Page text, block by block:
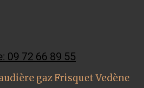
09 72 66 89 55
gaz Frisquet Vedène